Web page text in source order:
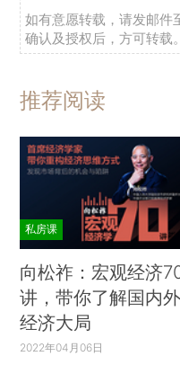
（238499例）、
（191272例）、土
（160377例）、沙
（97302例）、卡塔
确诊病例超过中国，
时（60550例）等国
域来看，受美国和巴
诊病例自5月开始呈
到峰值，疫情防控形
对新冠疫情在中、南
忧，建议这些国家将
当地情况结合，采
如有意愿转载，请发邮件
确认及授权后，方可转载。
推荐阅读
私房课
向松祚：宏观经济
讲，带你了解国内外
经济大局
2022年04月06日